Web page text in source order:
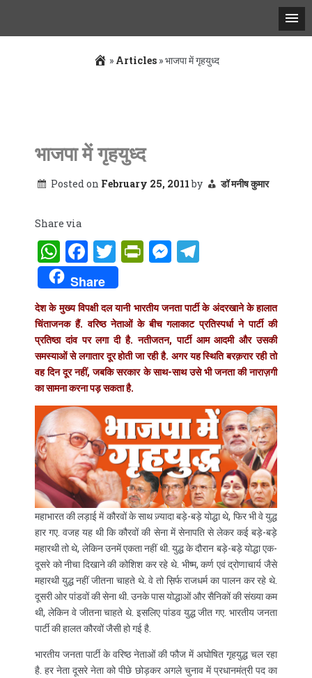
» Articles»भाजपा में गृहयुध्‍द
भाजपा में गृहयुध्‍द
Posted on February 25, 2011by डॉ मनीष कुमार
Share via
WhatsApp
Facebook
Twitter
PrintFriendly
Messenger
Share
देश के मुख्य विपक्षी दल यानी भारतीय जनता पार्टी के अंदरखाने के हालात
चिंताजनक हैं. वरिष्ठ नेताओं के बीच गलाकाट प्रतिस्पर्धा ने पार्टी की
प्रतिष्ठा दांव पर लगा दी है. नतीजतन, पार्टी आम आदमी और उसकी
समस्याओं से लगातार दूर होती जा रही है. अगर यह स्थिति बरक़रार रही तो
वह दिन दूर नहीं, जबकि सरकार के साथ-साथ उसे भी जनता की नाराज़गी
का सामना करना पड़ सकता है.
महाभारत की लड़ाई में कौरवों के साथ ज़्यादा बड़े-बड़े योद्धा थे, फिर भी वे युद्ध
हार गए. वजह यह थी कि कौरवों की सेना में सेनापति से लेकर कई बड़े-बड़े
महारथी तो थे, लेकिन उनमें एकता नहीं थी. युद्ध के दौरान बड़े-बड़े योद्धा एक-
दूसरे को नीचा दिखाने की कोशिश कर रहे थे. भीष्म, कर्ण एवं द्रोणाचार्य जैसे
महारथी युद्ध नहीं जीतना चाहते थे. वे तो स़िर्फ राजधर्म का पालन कर रहे थे.
दूसरी ओर पांडवों की सेना थी. उनके पास योद्धाओं और सैनिकों की संख्या कम
थी, लेकिन वे जीतना चाहते थे. इसलिए पांडव युद्ध जीत गए. भारतीय जनता
पार्टी की हालत कौरवों जैसी हो गई है.
भारतीय जनता पार्टी के वरिष्ठ नेताओं की फौज में अघोषित गृहयुद्ध चल रहा
है. हर नेता दूसरे नेता को पीछे छोड़कर अगले चुनाव में प्रधानमंत्री पद का